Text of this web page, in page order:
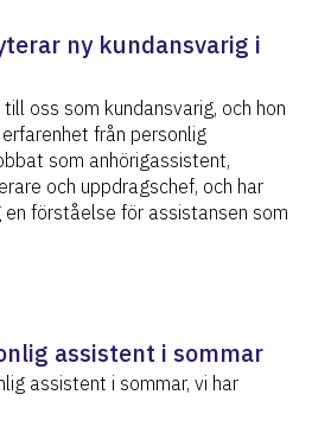
ny kundansvarig i
oss som kundansvarig, och hon
från personlig
som anhörigassistent,
och uppdragschef, och har
förståelse för assistansen som
assistent i sommar
assistent i sommar, vi har